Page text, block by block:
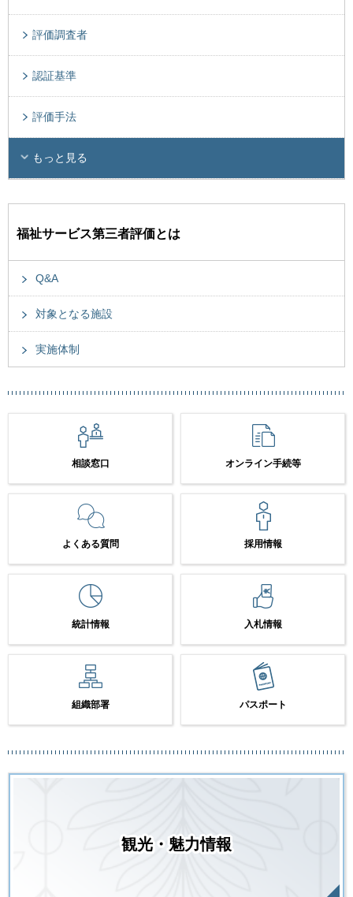
評価調査者
認証基準
評価手法
もっと見る
福祉サービス第三者評価とは
Q&A
対象となる施設
実施体制
相談窓口 オンライン手続等
よくある質問 採用情報
統計情報 入札情報
組織部署 パスポート
観光・魅力情報